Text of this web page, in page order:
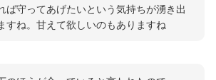
ば守ってあげたいという気持ちが湧き出
すね。甘えて欲しいのもありますね